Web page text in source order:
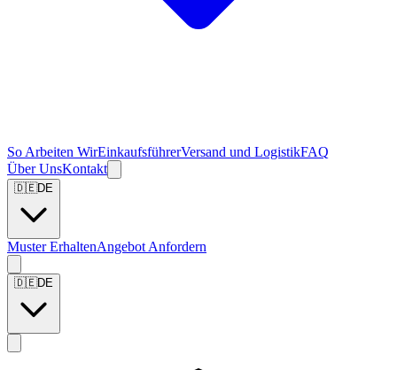
So Arbeiten WirEinkaufsführerVersand und LogistikFAQ
Über UnsKontakt
🇩🇪DE
Muster ErhaltenAngebot Anfordern
🇩🇪DE